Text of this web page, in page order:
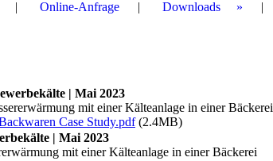
Online-Anfrage Downloads
| Mai 2023
mit einer Kälteanlage in einer Bäckerei
Case Study.pdf(2.4MB)
| Mai 2023
mit einer Kälteanlage in einer Bäckerei